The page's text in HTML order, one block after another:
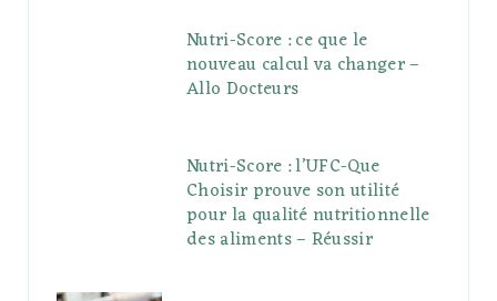
Nutri-Score : ce que le
nouveau calcul va changer –
Allo Docteurs
Nutri-Score : l’UFC-Que
Choisir prouve son utilité
pour la qualité nutritionnelle
des aliments – Réussir